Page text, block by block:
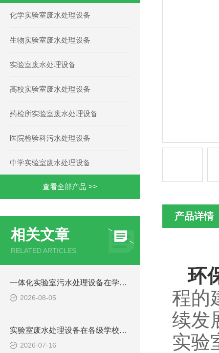
化学实验室废水处理设备
生物实验室废水处理设备
实验室废水处理设备
高校实验室废水处理设备
药检所实验室废水处理设备
医院检验科污水处理设备
中学实验室废水处理设备
查看全部产品 >>
相关文章
RELATED ARTICLES
一体化实验室污水处理设备在学校化学实验室的应用
2026-08-05
实验室废水处理设备在各级学校的应用
2026-07-16
产品详情
环
程的
续发
实验